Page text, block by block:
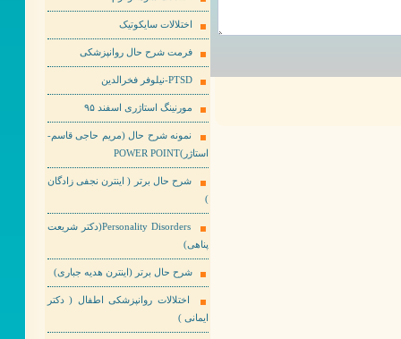
اختلالات سایکوتیک
فرمت شرح حال روانپزشکی
PTSD-نیلوفر فخرالدین
مورنینگ استاژری اسفند ۹۵
نمونه شرح حال (مریم حاجی قاسم-
استاژر)POWER POINT
شرح حال برتر ( اینترن نجفی زادگان
)
Personality Disorders(دکتر شریعت
پناهی)
شرح حال برتر (اینترن هدیه جباری)
اختلالات روانپزشکی اطفال ( دکتر
ایمانی )